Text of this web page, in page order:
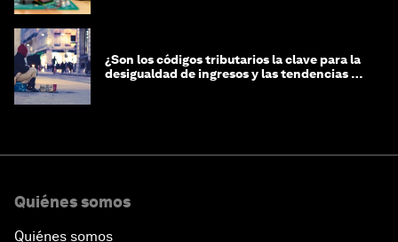
¿Son los códigos tributarios la clave para la
desigualdad de ingresos y las tendencias de
Quiénes somos
Quiénes somos